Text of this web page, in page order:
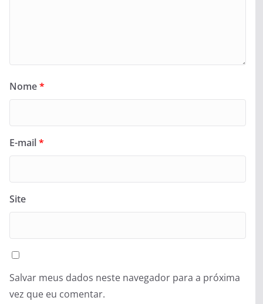
Nome*
E-mail*
Site
Salvar meus dados neste navegador para a próxima
vez que eu comentar.